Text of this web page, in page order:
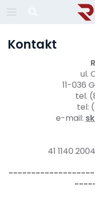
Kontakt
ul.
11-036
tel.
tel:
e-mail:
41 1140